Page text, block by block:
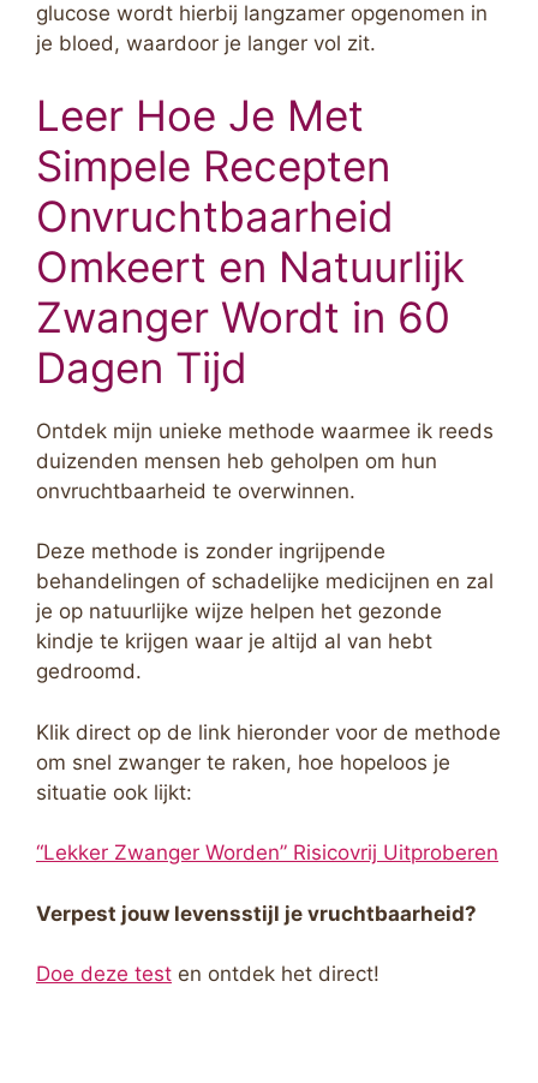
glucose wordt hierbij langzamer opgenomen in
je bloed, waardoor je langer vol zit.
Leer Hoe Je Met
Simpele Recepten
Onvruchtbaarheid
Omkeert en Natuurlijk
Zwanger Wordt in 60
Dagen Tijd
Ontdek mijn unieke methode waarmee ik reeds
duizenden mensen heb geholpen om hun
onvruchtbaarheid te overwinnen.
Deze methode is zonder ingrijpende
behandelingen of schadelijke medicijnen en zal
je op natuurlijke wijze helpen het gezonde
kindje te krijgen waar je altijd al van hebt
gedroomd.
Klik direct op de link hieronder voor de methode
om snel zwanger te raken, hoe hopeloos je
situatie ook lijkt:
“Lekker Zwanger Worden” Risicovrij Uitproberen
Verpest jouw levensstijl je vruchtbaarheid?
Doe deze test en ontdek het direct!